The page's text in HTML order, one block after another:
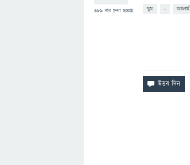
389 বার দেখা হয়েছে ঘুম - অ্যালার্ম